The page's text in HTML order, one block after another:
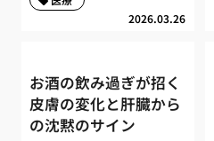
2026.03.26
お酒の飲み過ぎが招く
皮膚の変化と肝臓から
の沈黙のサイン